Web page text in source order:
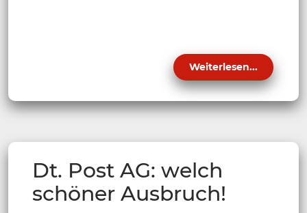
Weiterlesen...
Dt. Post AG: welch
schöner Ausbruch!